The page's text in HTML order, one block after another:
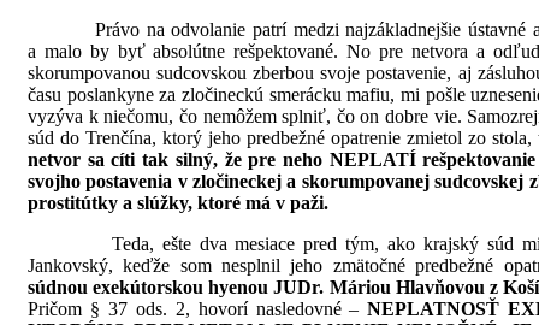
Právo na odvolanie patrí medzi najzákladnejšie ústavné a
a malo by byť absolútne rešpektované. No pre netvora a
skorumpovanou sudcovskou zberbou svoje postavenie, aj
času poslankyne za zločineckú smerácku mafiu, mi pošle
vyzýva k niečomu, čo nemôžem splniť, čo on dobre vie.
súd do Trenčína, ktorý jeho predbežné opatrenie zmietol zo
netvor sa cíti tak silný, že pre neho NEPLATÍ
svojho postavenia v zločineckej a skorumpovanej sudcovskej
prostitútky a slúžky, ktoré má v paži.
Teda, ešte dva mesiace pred tým, ako krajský súd
Jankovský, keďže som nesplnil jeho zmätočné predbežné
súdnou exekútorskou hyenou JUDr. Máriou Hlavňovou z
Pričom § 37 ods. 2, hovorí nasledovné –NEPLATNOSŤ